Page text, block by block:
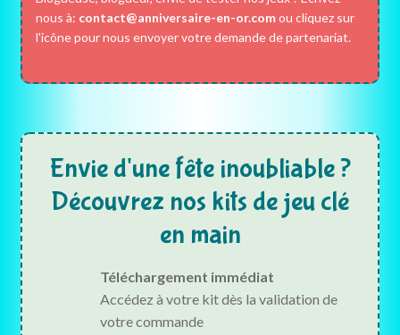
nous à: contact@anniversaire-en-or.comou cliquez sur
l'icône pour nous envoyer votre demande de partenariat.
Envie d'une fête inoubliable ?
Découvrez nos kits de jeu clé
en main
Téléchargement immédiat
Accédez à votre kit dès la validation de
votre commande